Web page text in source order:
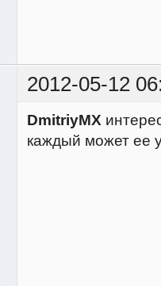
2012-05-12
DmitriyMX
каждый может ее